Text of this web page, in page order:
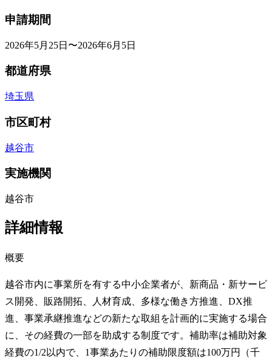
申請期間
2026年5月25日〜2026年6月5日
都道府県
埼玉県
市区町村
越谷市
実施機関
越谷市
詳細情報
概要
越谷市内に事業所を有する中小企業者が、新商品・新サービ
ス開発、販路開拓、人材育成、多様な働き方推進、DX推
進、事業承継推進などの新たな取組を計画的に実施する場合
に、その経費の一部を助成する制度です。補助率は補助対象
経費の1/2以内で、1事業あたりの補助限度額は100万円（千